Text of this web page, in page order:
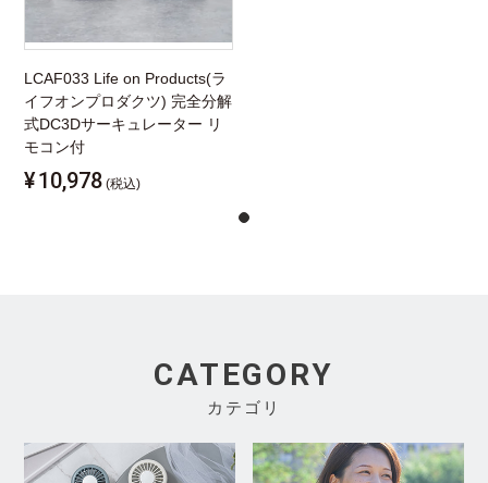
LCAF033 Life on Products(ラ
イフオンプロダクツ) 完全分解
式DC3Dサーキュレーター リ
モコン付
¥10,978 (税込)
CATEGORY
カテゴリ